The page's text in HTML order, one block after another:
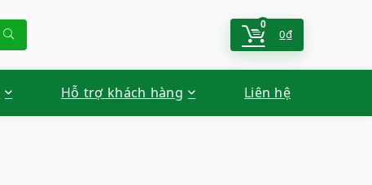
0
0₫
Hỗ trợ khách hàng Liên hệ